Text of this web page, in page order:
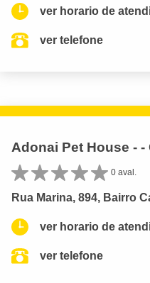
ver horario de
ver telefone
Adonai Pet House - -
0 aval.
Rua Marina, 894, Bairro
ver horario de
ver telefone